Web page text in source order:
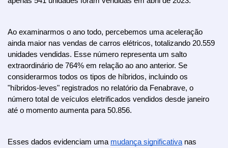
Ao examinarmos o ano todo, percebemos uma aceleração
ainda maior nas vendas de carros elétricos, totalizando 20.559
unidades vendidas. Esse número representa um salto
extraordinário de 764% em relação ao ano anterior. Se
considerarmos todos os tipos de híbridos, incluindo os
"híbridos-leves" registrados no relatório da Fenabrave, o
número total de veículos eletrificados vendidos desde janeiro
até o momento aumenta para 50.856.
Esses dados evidenciam uma mudança significativa nas